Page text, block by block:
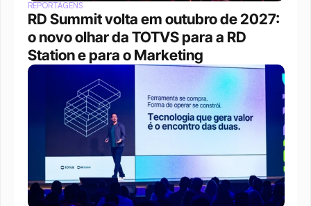
REPORTAGENS
RD Summit volta em outubro de 2027:
o novo olhar da TOTVS para a RD
Station e para o Marketing